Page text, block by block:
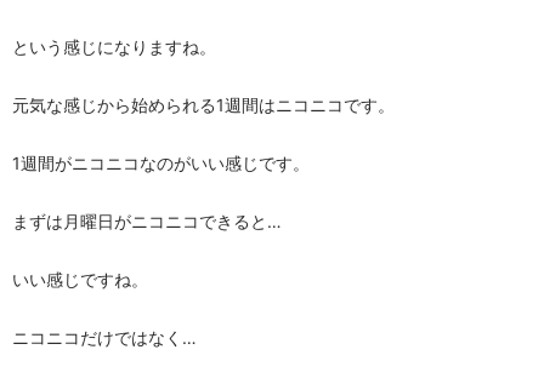
という感じになりますね。
元気な感じから始められる1週間はニコニコです。
1週間がニコニコなのがいい感じです。
まずは月曜日がニコニコできると…
いい感じですね。
ニコニコだけではなく…